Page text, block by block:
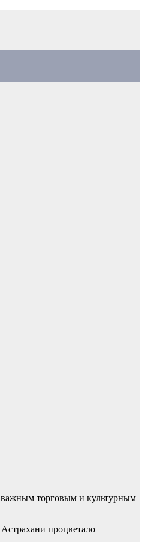
важным торговым и культурным
процветало